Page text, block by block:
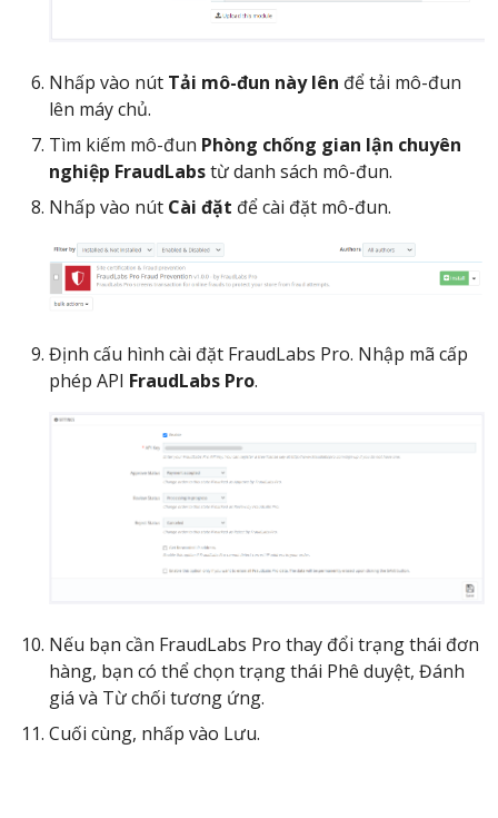
Nhấp vào nút Tải mô-đun này lên để tải mô-đun
lên máy chủ.
Tìm kiếm mô-đun Phòng chống gian lận chuyên
nghiệp FraudLabstừ danh sách mô-đun.
Nhấp vào nút Cài đặt để cài đặt mô-đun.
Định cấu hình cài đặt FraudLabs Pro. Nhập mã cấp
phép API FraudLabs Pro.
Nếu bạn cần FraudLabs Pro thay đổi trạng thái đơn
hàng, bạn có thể chọn trạng thái Phê duyệt, Đánh
giá và Từ chối tương ứng.
Cuối cùng, nhấp vào Lưu.